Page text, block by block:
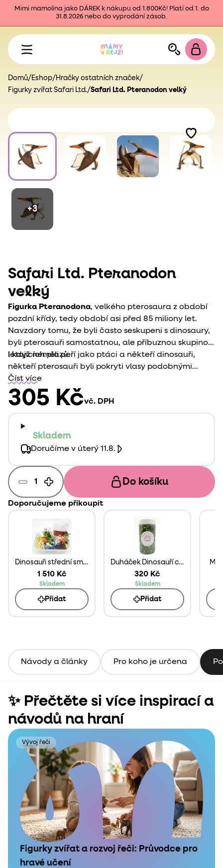
Mimi mamolína jako DÁREK k nákupu od 1.800Kč! Platí od 1. do
31.8.2026 nebo do vyprodání zásob.
Domů/ Eshop/ Hračky ostatních značek/
Figurky zvířat Safari Ltd./Safari Ltd. Pteranodon velký
+3
Safari Ltd. Pteranodon
velký
Figurka Pteranodona, velkého pterosaura z období
pozdní křídy, tedy období asi před 85 miliony let.
Navzdory tomu, že byli často seskupeni s dinosaury,
byli pterosauři samostatnou, ale příbuznou skupinou
létajících plazů.
I když neměli peří jako ptáci a někteří dinosauři,
někteří pterosauři byli pokryti vlasy podobnými
strukturami nazývanými „pyknovlákna“.
Číst více
305 Kčvč. DPH
Skladem
Doručíme v úterý 11.8.
Do košíku
Doporučujeme přikoupit
Dinosauři střední smyslobox
1 510 Kč
Skladem
Přidat
Duháček Dinosauří cizrna
320 Kč
Skladem
Přidat
Návody a články Pro koho je určena
✨ Přečtěte si více inspirací a
návodů na hraní
Vývoj řeči
Figurky zvířat a rozvoj řeči: Průvodce pro
hravé učení